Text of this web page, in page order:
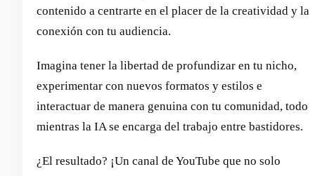
contenido a centrarte en el placer de la creatividad y la
conexión con tu audiencia.
Imagina tener la libertad de profundizar en tu nicho,
experimentar con nuevos formatos y estilos e
interactuar de manera genuina con tu comunidad, todo
mientras la IA se encarga del trabajo entre bastidores.
¿El resultado? ¡Un canal de YouTube que no solo